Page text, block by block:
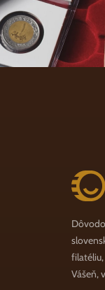
Nunofi.sk
Vášeň,